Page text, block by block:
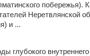
побережья).
Неретвлянской
и ...
глубокого